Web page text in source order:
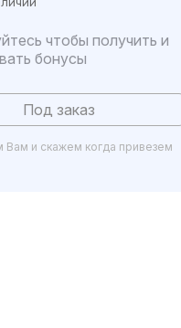
чтобы получить и
бонусы
Под заказ
и скажем когда привезем